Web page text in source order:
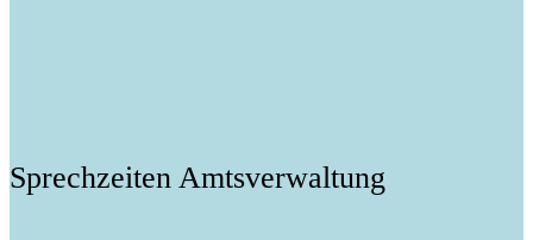
Sprechzeiten Amtsverwaltung